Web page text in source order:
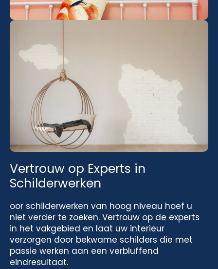
Vertrouw op Experts in
Schilderwerken
oor schilderwerken van hoog niveau hoef u
niet verder te zoeken. Vertrouw op de experts
in het vakgebied en laat uw interieur
verzorgen door bekwame schilders die met
passie werken aan een verbluffend
eindresultaat.